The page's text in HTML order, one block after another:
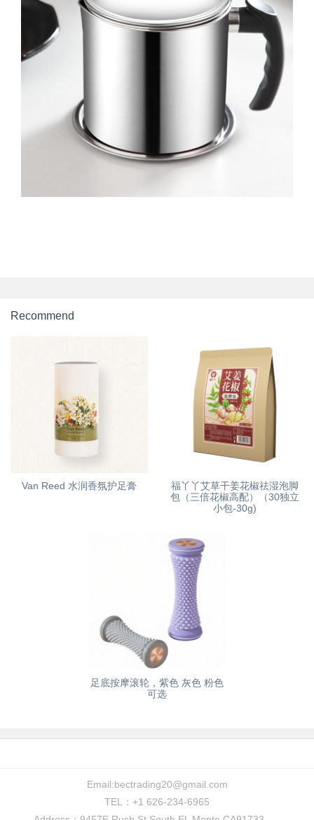
Recommend
Van Reed 水润香氛护足膏
福丫丫艾草干姜花椒祛湿泡脚
包（三倍花椒高配）（30独立
小包-30g)
足底按摩滚轮，紫色 灰色 粉色
可选
Email:bectrading20@gmail.com
TEL：+1 626-234-6965